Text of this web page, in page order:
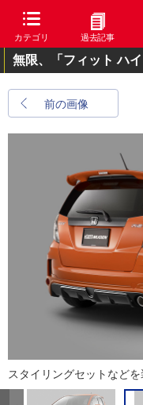
カテゴリ 過去記事
無限、「フィット ハ
前の画像
スタイリングセットなど